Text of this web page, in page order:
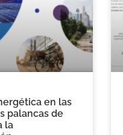
en las
palancas de
la